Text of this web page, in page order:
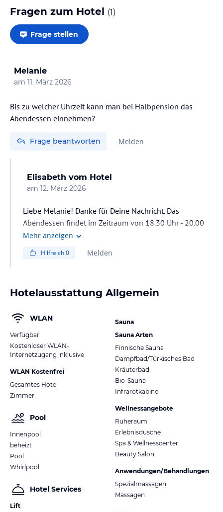
Fragen zum Hotel (1)
Frage stellen
Melanie
am 11. März 2026
Bis zu welcher Uhrzeit kann man bei Halbpension das
Abendessen einnehmen?
Frage beantworten Melden
Elisabeth vom Hotel
am 12. März 2026
Liebe Melanie! Danke für Deine Nachricht. Das
Abendessen findet im Zeitraum von 18.30 Uhr - 20.00
(spätestens zum Beginnen) statt. Wir freuen uns, wenn
für weitere Fragen gerne zur Verfügung. Liebe Grüße
Mehr anzeigen
Hilfreich0 Melden
Hotelausstattung Allgemein
WLAN
Verfügbar
Kostenloser WLAN-
Internetzugang inklusive
WLAN Kostenfrei
Gesamtes Hotel
Zimmer
Pool
Innenpool
beheizt
Pool
Whirlpool
Hotel Services
Lift
Sauna
Sauna Arten
Finnische Sauna
Dampfbad/Türkisches Bad
Kräuterbad
Bio-Sauna
Infrarotkabine
Wellnessangebote
Ruheraum
Erlebnisdusche
Spa & Wellnesscenter
Beauty Salon
Anwendungen/Behandlungen
Spezialmassagen
Massagen